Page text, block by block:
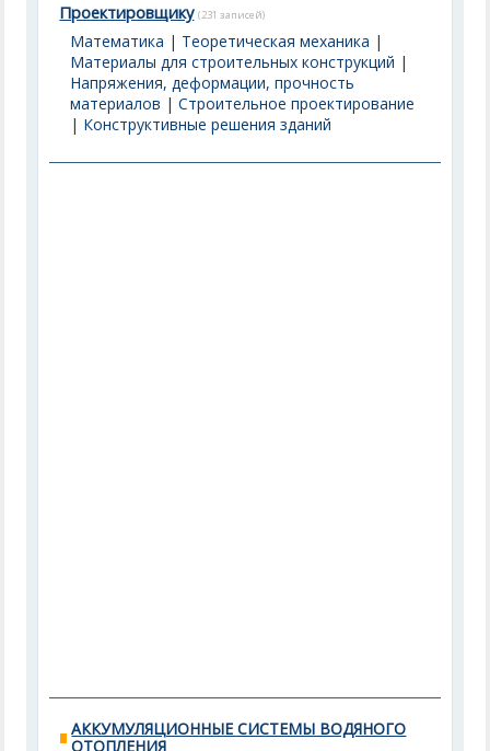
Проектировщику (231 записей)
Математика | Теоретическая механика |
Материалы для строительных конструкций |
Напряжения, деформации, прочность
материалов |Строительное проектирование
| Конструктивные решения зданий
АККУМУЛЯЦИОННЫЕ СИСТЕМЫ ВОДЯНОГО
ОТОПЛЕНИЯ